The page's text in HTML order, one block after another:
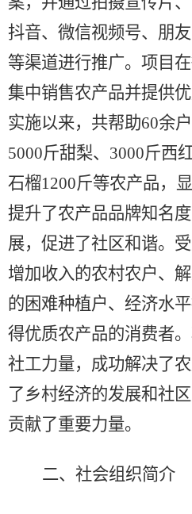
抖音、微信视频号、朋
等渠道进行推广。项目在
集中销售农产品并提供
实施以来，共帮助60余
5000斤甜梨、 3000斤西
石榴1200斤等农产品，
提升了农产品品牌知名
展，促进了社区和谐。
增加收入的农村农户、
的困难种植户、经济水
得优质农产品的消费者
社工力量，成功解决了
了乡村经济的发展和社
贡献了重要力量。
二、社会组织简介